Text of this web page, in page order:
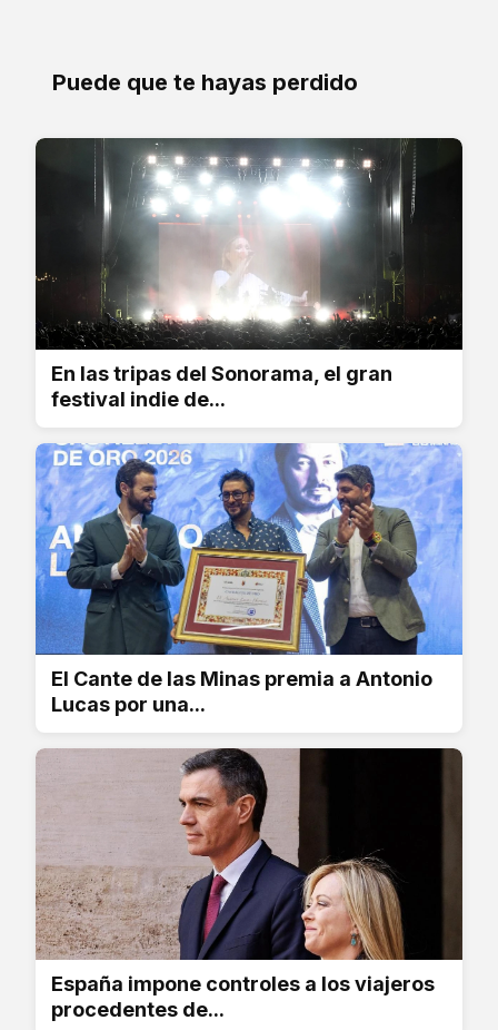
Puede que te hayas perdido
En las tripas del Sonorama, el gran
festival indie de...
El Cante de las Minas premia a Antonio
Lucas por una...
España impone controles a los viajeros
procedentes de...